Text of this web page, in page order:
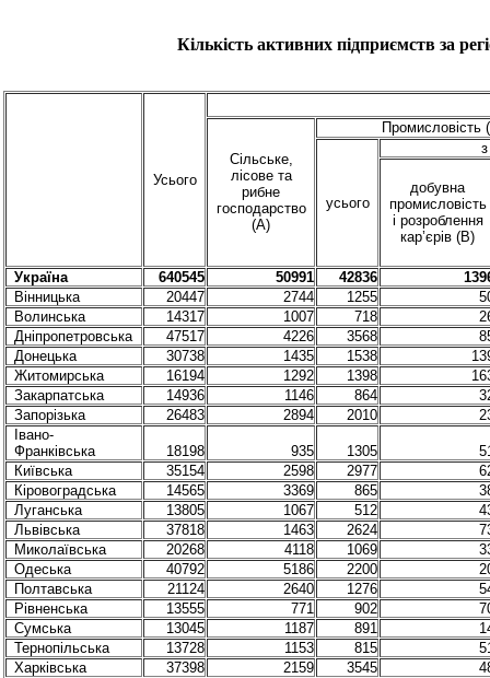
Кількість активних підприємств за
Усього
Сільське,
лісове та
рибне
господарство
(А)
Промисловість
усього
добувна
промисловість
і розроблення
кар’єрів (B)
Україна 640545 50991 42836
Вінницька
20447 2744 1255
Волинська
14317 1007 718
Дніпропетровська
47517 4226 3568
Донецька
30738 1435 1538
Житомирська
16194 1292 1398
Закарпатська
14936 1146 864
Запорізька
26483 2894 2010
Івано-
Франківська
18198 935 1305
Київська
35154 2598 2977
Кіровоградська
14565 3369 865
Луганська
13805 1067 512
Львівська
37818 1463 2624
Миколаївська
20268 4118 1069
Одеська
40792 5186 2200
Полтавська
21124 2640 1276
Рівненська
13555 771 902
Сумська
13045 1187 891
Тернопільська
13728 1153 815
Харківська
37398 2159 3545